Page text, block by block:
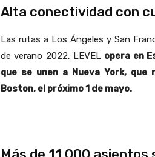
Alta conectividad con
Las rutas a Los Ángeles y San
de verano 2022, LEVEL opera en
que se unen a Nueva York,
Boston, el próximo 1 de mayo.